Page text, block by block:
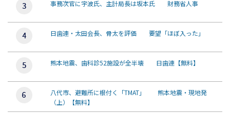
事務次官に宇波氏、主計局長は坂本氏 財務省人事
日歯連・太田会長、骨太を評価 要望「ほぼ入った」
熊本地震、歯科診52施設が全半壊 日歯連【無料】
八代市、避難所に根付く「TMAT」 熊本地震・現地発
（上）【無料】